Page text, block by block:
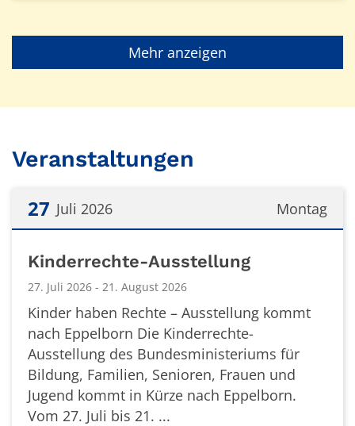
Mehr anzeigen
Veranstaltungen
Montag
27 Juli 2026
Kinderrechte-Ausstellung
27. Juli 2026 - 21. August 2026
Kinder haben Rechte – Ausstellung kommt
nach Eppelborn Die Kinderrechte-
Ausstellung des Bundesministeriums für
Bildung, Familien, Senioren, Frauen und
Jugend kommt in Kürze nach Eppelborn.
Vom 27. Juli bis 21. ...